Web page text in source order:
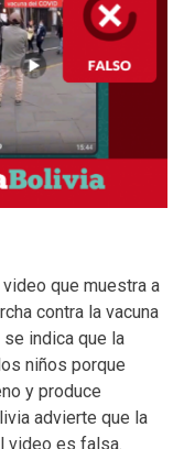
que muestra a
contra la vacuna
se indica que la
niños porque
y produce
advierte que la
video es falsa.